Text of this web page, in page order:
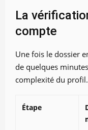
La
compte
Une fois le dossier
de quelques
complexité du
Étape